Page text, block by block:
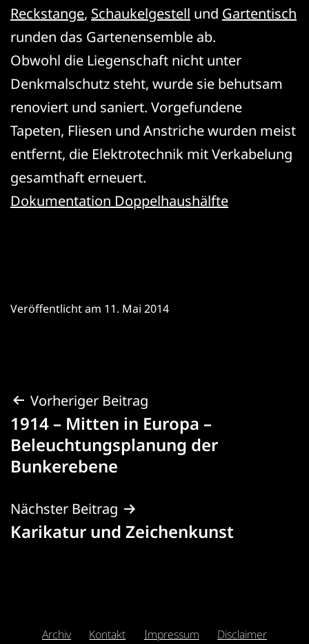
Reckstange, Schaukelgestell und Gartentisch
runden das Gartenensemble ab.
Obwohl die Liegenschaft nicht unter
Denkmalschutz steht, wurde sie behutsam
renoviert und saniert. Vorgefundene
Tapeten, Fliesen und Anstriche wurden meist
entfernt, die Elektrotechnik mit Verkabelung
gesamthaft erneuert.
Dokumentation Doppelhaushälfte
Veröffentlicht am 11. Mai 2014
Beitragsnavigation
Vorheriger Beitrag
1914 – Mitten in Europa –
Beleuchtungsplanung der
Bunkerebene
Nächster Beitrag
Karikatur und Zeichenkunst
Archiv Kontakt Impressum Disclaimer